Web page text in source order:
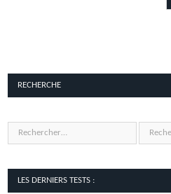
RECHERCHE
LES DERNIERS TESTS :